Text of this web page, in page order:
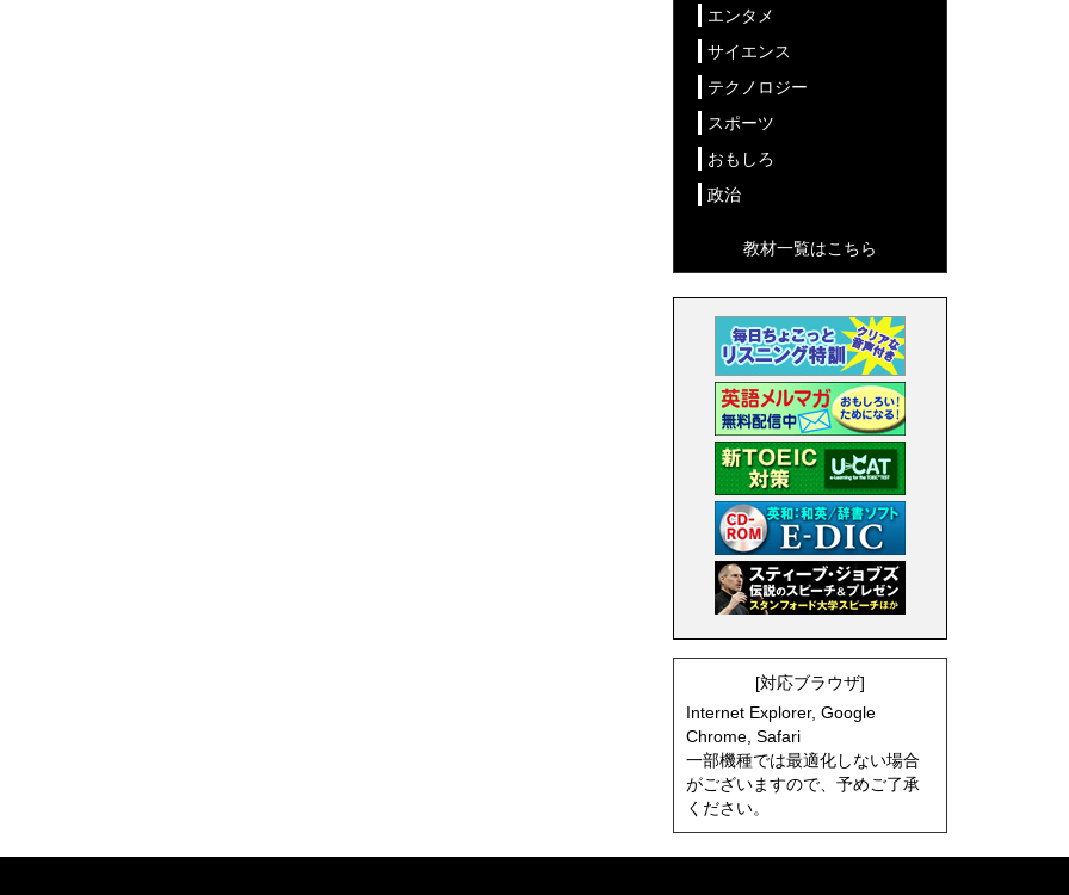
エンタメ
サイエンス
テクノロジー
スポーツ
おもしろ
政治
教材一覧はこちら
[対応ブラウザ]
Internet Explorer, Google
Chrome, Safari
一部機種では最適化しない場合
がございますので、予めご了承
ください。